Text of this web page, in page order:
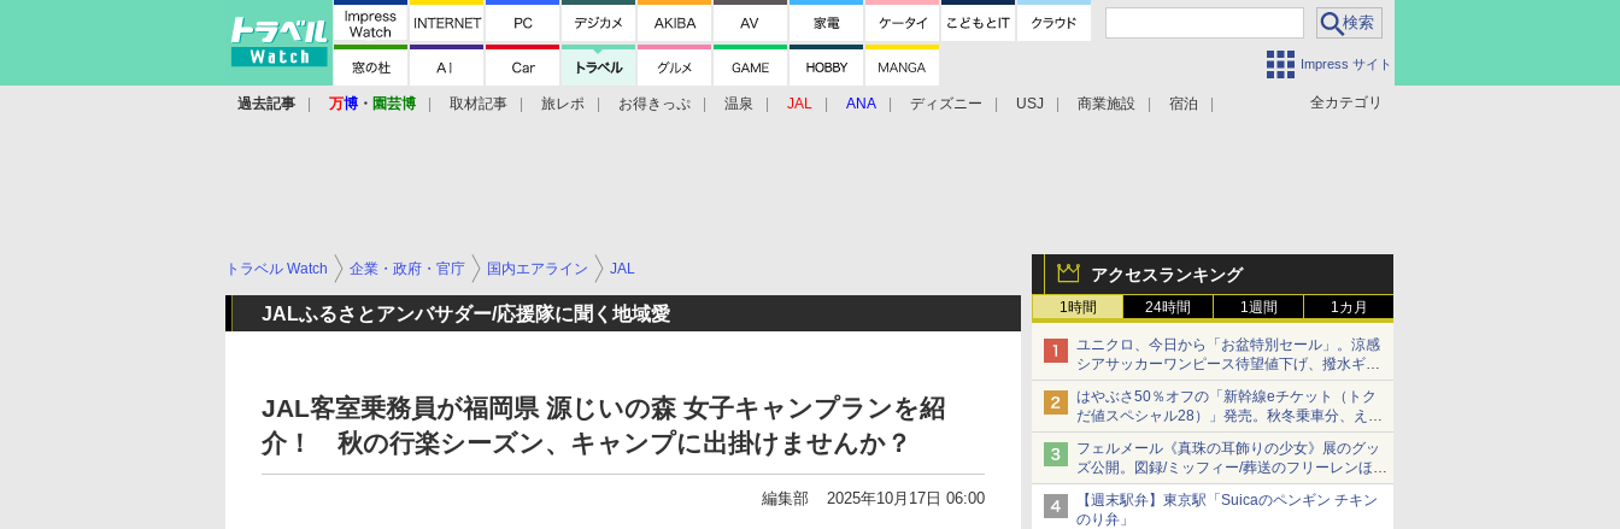
Impress サイト
全カテゴリ
過去記事 万博 ・ 園芸博 取材記事 旅レポ お得きっぷ 温泉 JAL ANA ディズニー USJ 商業施設 宿泊
アクセスランキング
1時間 24時間 1週間 1カ月
ユニクロ、今日から「お盆特別セール」。涼感
シアサッカーワンピース待望値下げ、撥水ギア
ショーツは1990円に
はやぶさ50％オフの「新幹線eチケット（トク
だ値スペシャル28）」発売。秋冬乗車分、えき
ねっと限定
フェルメール《真珠の耳飾りの少女》展のグッ
ズ公開。図録/ミッフィー/葬送のフリーレンほ
か、注目ブランドコラボが実現
【週末駅弁】東京駅「Suicaのペンギン チキン
のり弁」
トラベル Watch 企業・政府・官庁 国内エアライン JAL
JALふるさとアンバサダー/応援隊に聞く地域愛
JAL客室乗務員が福岡県 源じいの森 女子キャンプランを紹
介！ 秋の行楽シーズン、キャンプに出掛けませんか？
編集部 2025年10月17日 06:00